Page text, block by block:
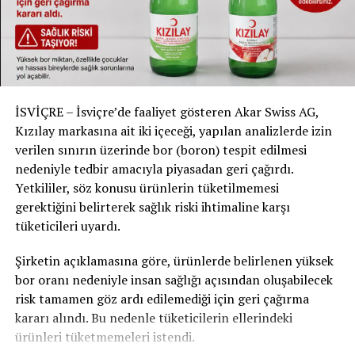
İSVİÇRE – İsviçre’de faaliyet gösteren Akar Swiss AG,
Kızılay markasına ait iki içeceği, yapılan analizlerde izin
verilen sınırın üzerinde bor (boron) tespit edilmesi
nedeniyle tedbir amacıyla piyasadan geri çağırdı.
Yetkililer, söz konusu ürünlerin tüketilmemesi
gerektiğini belirterek sağlık riski ihtimaline karşı
tüketicileri uyardı.
Şirketin açıklamasına göre, ürünlerde belirlenen yüksek
bor oranı nedeniyle insan sağlığı açısından oluşabilecek
risk tamamen göz ardı edilemediği için geri çağırma
kararı alındı. Bu nedenle tüketicilerin ellerindeki
ürünleri tüketmemeleri istendi.